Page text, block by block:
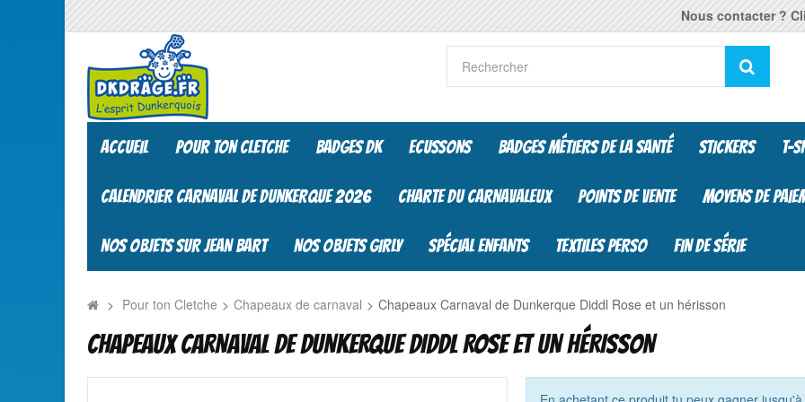
Nous contacter ?
ACCUEIL POUR TON CLETCHE BADGES DK ECUSSONS BADGES MÉTIERS DE LA SANTÉ STICKERS T-
CALENDRIER CARNAVAL DE DUNKERQUE 2026 CHARTE DU CARNAVALEUX POINTS DE VENTE MOYENS DE
NOS OBJETS SUR JEAN BART NOS OBJETS GIRLY SPÉCIAL ENFANTS TEXTILES PERSO FIN DE SÉRIE
> Pour ton Cletche > Chapeaux de carnaval > Chapeaux Carnaval de Dunkerque Diddl Rose et un hérisson
CHAPEAUX CARNAVAL DE DUNKERQUE DIDDL ROSE ET UN HÉRISSON